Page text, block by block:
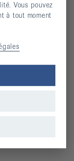
Vous pouvez
à tout moment